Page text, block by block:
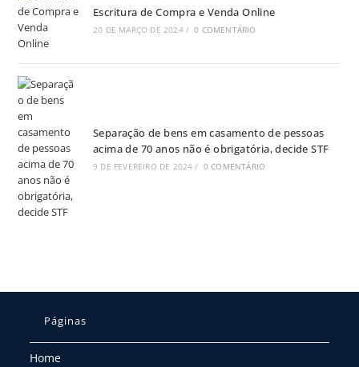
Escritura de Compra e Venda Online
20 DE MARÇO DE 2024 / 0 COMENTÁRIO
Separação de bens em casamento de pessoas
acima de 70 anos não é obrigatória, decide STF
9 DE FEVEREIRO DE 2024 / 0 COMENTÁRIO
Páginas
Home